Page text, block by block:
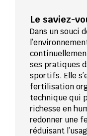
Le saviez-
Dans un souci
ses pratiques
sportifs. Elle
fertilisation
technique qui
richesse en
redonner une
réduisant